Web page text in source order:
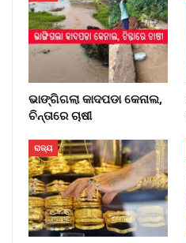
ଭାଙ୍ଗିଗଲା କାଦପଡା କେନାଲ,
ଚିନ୍ତାରେ ଚାଷୀ
ରାଜ୍ୟ